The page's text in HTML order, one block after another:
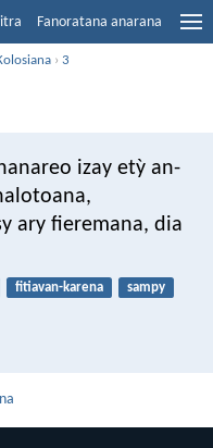
Fanoratana anarana
›3
izay etỳ an-
ary fieremana, dia
fitiavan-karena
sampy